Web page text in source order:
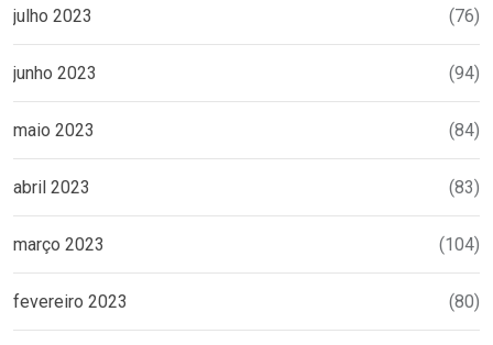
julho 2023 (76)
junho 2023 (94)
maio 2023 (84)
abril 2023 (83)
março 2023 (104)
fevereiro 2023 (80)